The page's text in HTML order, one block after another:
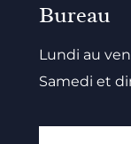
Bureau
Lundi au
Samedi et